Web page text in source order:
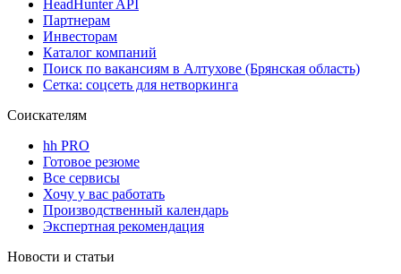
HeadHunter API
Партнерам
Инвесторам
Каталог компаний
Поиск по вакансиям в Алтухове (Брянская область)
Сетка: соцсеть для нетворкинга
Соискателям
hh PRO
Готовое резюме
Все сервисы
Хочу у вас работать
Производственный календарь
Экспертная рекомендация
Новости и статьи